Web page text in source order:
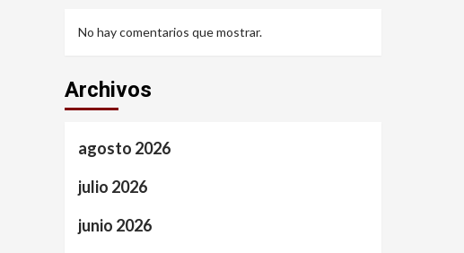
No hay comentarios que mostrar.
Archivos
agosto 2026
julio 2026
junio 2026